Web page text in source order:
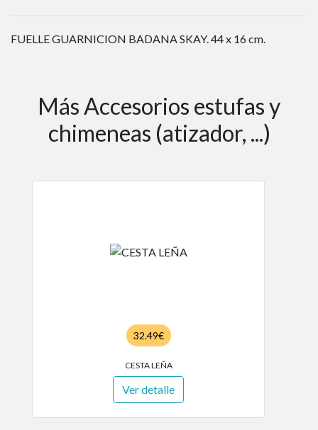
FUELLE GUARNICION BADANA SKAY. 44 x 16 cm.
Más Accesorios estufas y
chimeneas (atizador, ...)
32.49€
CESTA LEÑA
Ver detalle